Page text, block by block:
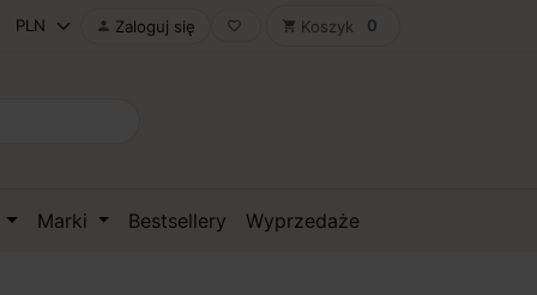
 Zaloguj się favorite_border shopping_cart Koszyk 0
Marki Bestsellery Wyprzedaże